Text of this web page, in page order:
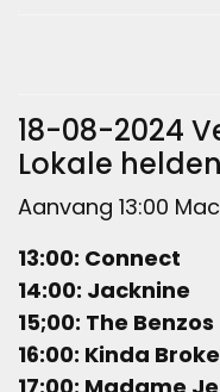
18-08-2024
Lokale
Aanvang 13:00
13:00: Connect
14:00: Jacknine
15;00: The Benzos
16:00: Kinda Broke